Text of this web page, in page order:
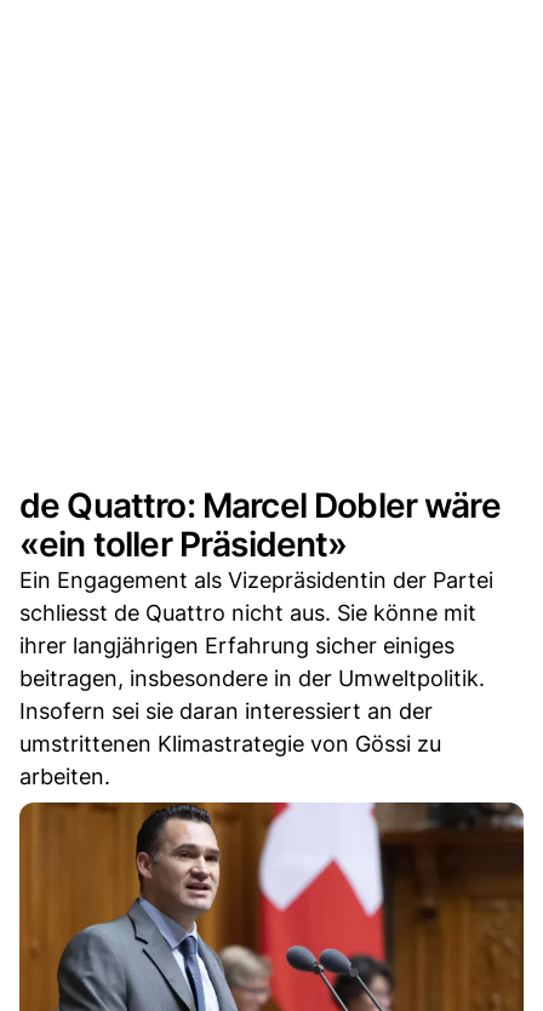
de Quattro: Marcel Dobler wäre
«ein toller Präsident»
Ein Engagement als Vizepräsidentin der Partei
schliesst de Quattro nicht aus. Sie könne mit
ihrer langjährigen Erfahrung sicher einiges
beitragen, insbesondere in der Umweltpolitik.
Insofern sei sie daran interessiert an der
umstrittenen Klimastrategie von Gössi zu
arbeiten.